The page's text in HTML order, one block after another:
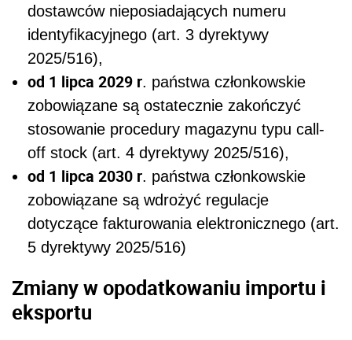
dostawców nieposiadających numeru
identyfikacyjnego (art. 3 dyrektywy
2025/516),
od 1 lipca 2029 r. państwa członkowskie
zobowiązane są ostatecznie zakończyć
stosowanie procedury magazynu typu call-
off stock (art. 4 dyrektywy 2025/516),
od 1 lipca 2030 r. państwa członkowskie
zobowiązane są wdrożyć regulacje
dotyczące fakturowania elektronicznego (art.
5 dyrektywy 2025/516)
Zmiany w opodatkowaniu importu i
eksportu